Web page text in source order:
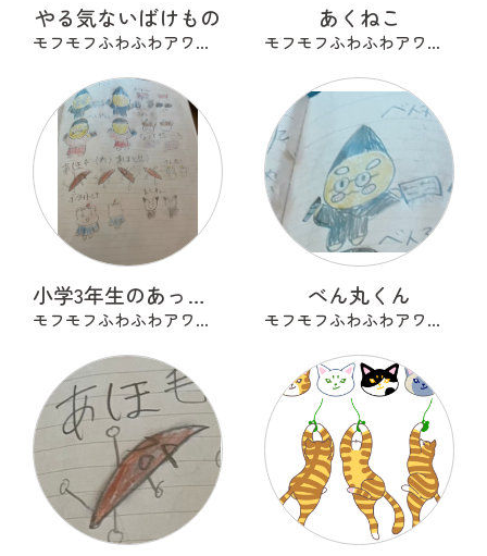
やる気ないばけもの
モフモフふわふわアワアワ
あくねこ
モフモフふわふわアワアワ
小学3年生のあったらいいな
モフモフふわふわアワアワ
べん丸くん
モフモフふわふわアワアワ